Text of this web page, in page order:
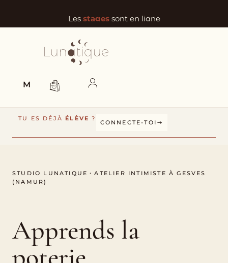
Les stagessont en ligne
MENU
TU ES DÉJÀ ÉLÈVE ?
CONNECTE-TOI
STUDIO LUNATIQUE・ATELIER INTIMISTE À GESVES
(NAMUR)
Apprends la